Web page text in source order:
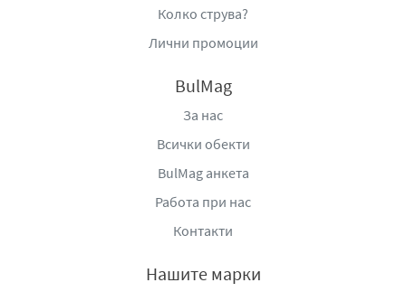
Колко струва?
Лични промоции
BulMag
За нас
Всички обекти
BulMag анкета
Работа при нас
Контакти
Нашите марки